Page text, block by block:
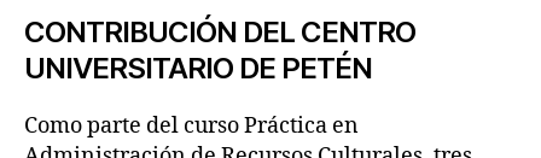
CONTRIBUCIÓN DEL CENTRO
UNIVERSITARIO DE PETÉN
Como parte del curso Práctica en